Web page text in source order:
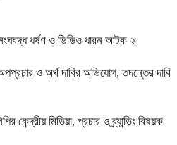
ধর্ষণ ও ভিডিও ধারন আটক ২
ও অর্থ দাবির অভিযোগ, তদন্তের দাবি
মিডিয়া, প্রচার ও ব্র্যান্ডিং বিষয়ক